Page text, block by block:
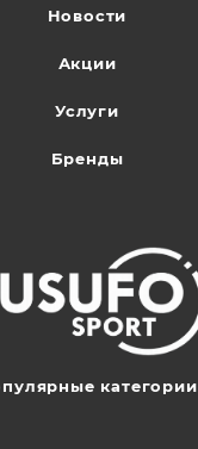
Новости
Акции
Услуги
Бренды
категории